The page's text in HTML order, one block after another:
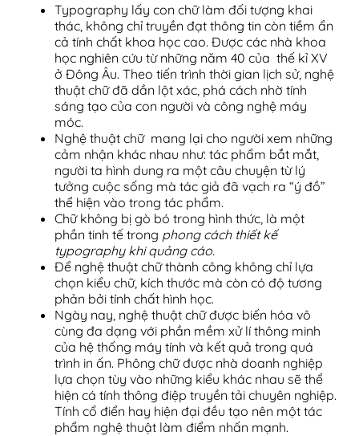
Typography lấy con chữ làm đối tượng khai
thác, không chỉ truyền đạt thông tin còn tiềm ẩn
cả tính chất khoa học cao. Được các nhà khoa
học nghiên cứu từ những năm 40 của thế kỉ XV
ở Đông Âu. Theo tiến trình thời gian lịch sử, nghệ
thuật chữ đã dần lột xác, phá cách nhờ tính
sáng tạo của con người và công nghệ máy
móc.
Nghệ thuật chữ mang lại cho người xem những
cảm nhận khác nhau như: tác phẩm bắt mắt,
người ta hình dung ra một câu chuyện từ lý
tưởng cuộc sống mà tác giả đã vạch ra “ý đồ”
thể hiện vào trong tác phẩm.
Chữ không bị gò bó trong hình thức, là một
phần tinh tế trong phong cách thiết kế
typography khi quảng cáo.
Để nghệ thuật chữ thành công không chỉ lựa
chọn kiểu chữ, kích thước mà còn có độ tương
phản bởi tính chất hình học.
Ngày nay, nghệ thuật chữ được biến hóa vô
cùng đa dạng với phần mềm xử lí thông minh
của hệ thống máy tính và kết quả trong quá
trình in ấn. Phông chữ được nhà doanh nghiệp
lựa chọn tùy vào những kiểu khác nhau sẽ thể
hiện cá tính thông điệp truyền tải chuyên nghiệp.
Tính cổ điển hay hiện đại đều tạo nên một tác
phẩm nghệ thuật làm điểm nhấn mạnh.